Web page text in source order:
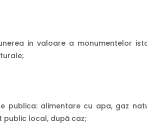
in valoare a monumentelor
publica: alimentare cu apa, gaz
public local, după caz;